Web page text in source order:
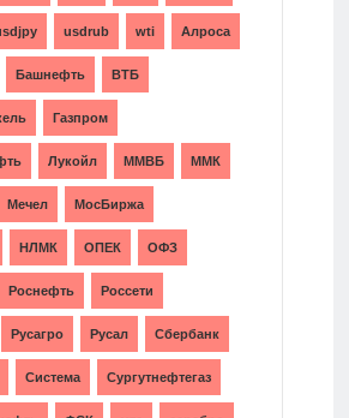
usdrub wti Алроса
Башнефть ВТБ
Газпром
Лукойл ММВБ ММК
Мечел МосБиржа
НЛМК ОПЕК ОФЗ
Роснефть Россети
Русагро Русал Сбербанк
Система Сургутнефтегаз